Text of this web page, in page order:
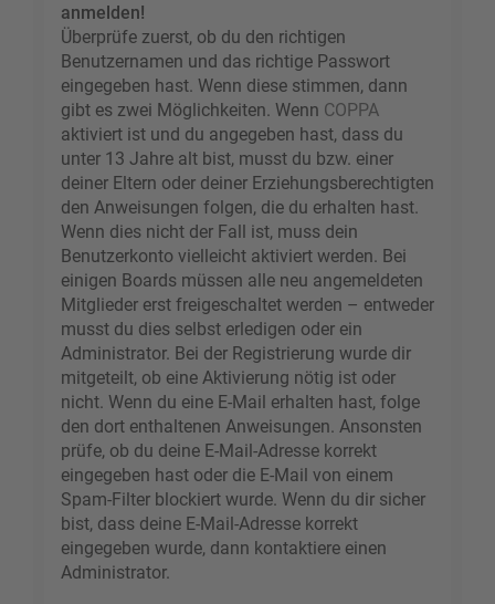
anmelden!
Überprüfe zuerst, ob du den richtigen
Benutzernamen und das richtige Passwort
eingegeben hast. Wenn diese stimmen, dann
gibt es zwei Möglichkeiten. Wenn COPPA
aktiviert ist und du angegeben hast, dass du
unter 13 Jahre alt bist, musst du bzw. einer
deiner Eltern oder deiner Erziehungsberechtigten
den Anweisungen folgen, die du erhalten hast.
Wenn dies nicht der Fall ist, muss dein
Benutzerkonto vielleicht aktiviert werden. Bei
einigen Boards müssen alle neu angemeldeten
Mitglieder erst freigeschaltet werden – entweder
musst du dies selbst erledigen oder ein
Administrator. Bei der Registrierung wurde dir
mitgeteilt, ob eine Aktivierung nötig ist oder
nicht. Wenn du eine E-Mail erhalten hast, folge
den dort enthaltenen Anweisungen. Ansonsten
prüfe, ob du deine E-Mail-Adresse korrekt
eingegeben hast oder die E-Mail von einem
Spam-Filter blockiert wurde. Wenn du dir sicher
bist, dass deine E-Mail-Adresse korrekt
eingegeben wurde, dann kontaktiere einen
Administrator.